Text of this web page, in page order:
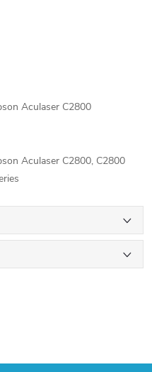
Aculaser C2800
Aculaser C2800, C2800